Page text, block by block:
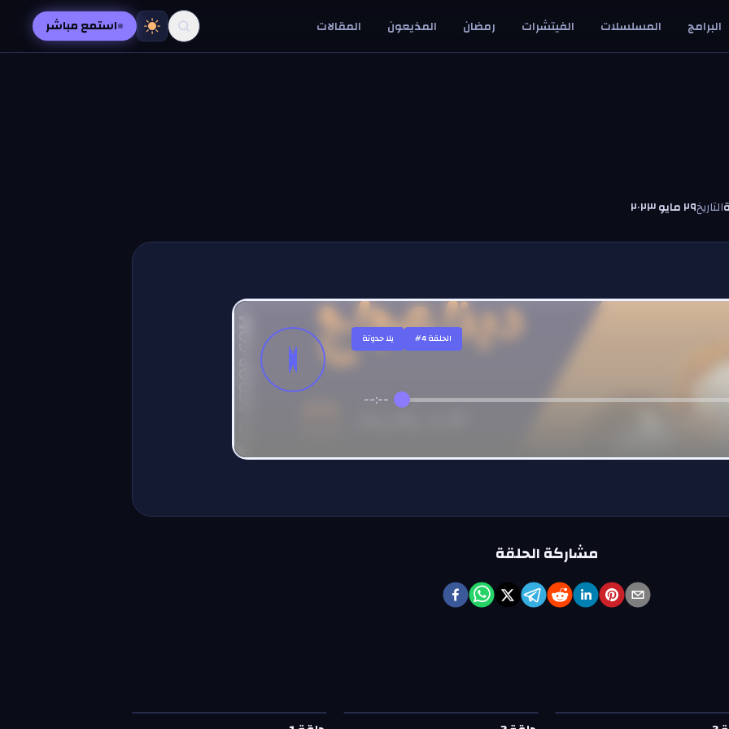
البرامج المسلسلات الفيتشرات رمضان المذيعون المقالات استمع مباشر
التاريخ٢٩ مايو ٢٠٢٣
يلا حدوتة #الحلقة4
--:--
مشاركة الحلقة
3
—يلا حدوتة حلقة2
—يلا حدوتة حلقة1
—يلا حدوتة